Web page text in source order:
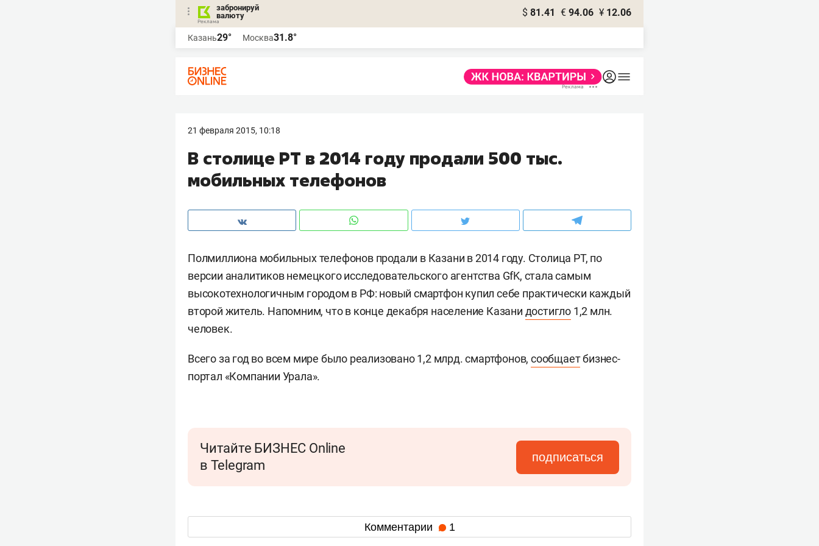
забронируй
валюту
$ 81.41 € 94.06 ¥ 12.06
Казань29° Москва31.8°
21 февраля 2015, 10:18
В столице РТ в 2014 году продали 500 тыс.
мобильных телефонов
Полмиллиона мобильных телефонов продали в Казани в 2014 году. Столица РТ, по
версии аналитиков немецкого исследовательского агентства GfK, стала самым
высокотехнологичным городом в РФ: новый смартфон купил себе практически каждый
второй житель. Напомним, что в конце декабря население Казани достигло 1,2 млн.
человек.
Всего за год во всем мире было реализовано 1,2 млрд. смартфонов, сообщаетбизнес-
портал «Компании Урала».
Читайте БИЗНЕС Online
в Telegram
подписаться
Комментарии 1